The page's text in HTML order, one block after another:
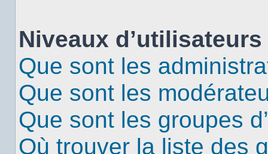
Niveaux
Que sont les
Que sont les
Que sont les groupes
Où trouver la liste des